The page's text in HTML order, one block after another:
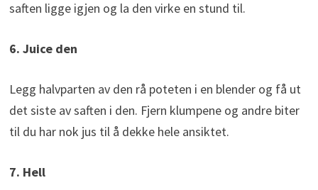
saften ligge igjen og la den virke en stund til.
6. Juice den
Legg halvparten av den rå poteten i en blender og få ut
det siste av saften i den. Fjern klumpene og andre biter
til du har nok jus til å dekke hele ansiktet.
7. Hell